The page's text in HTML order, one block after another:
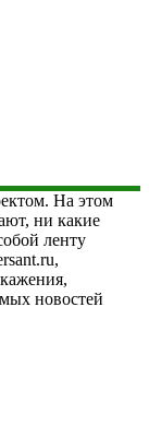
На этом
ни какие
ленту
новостей